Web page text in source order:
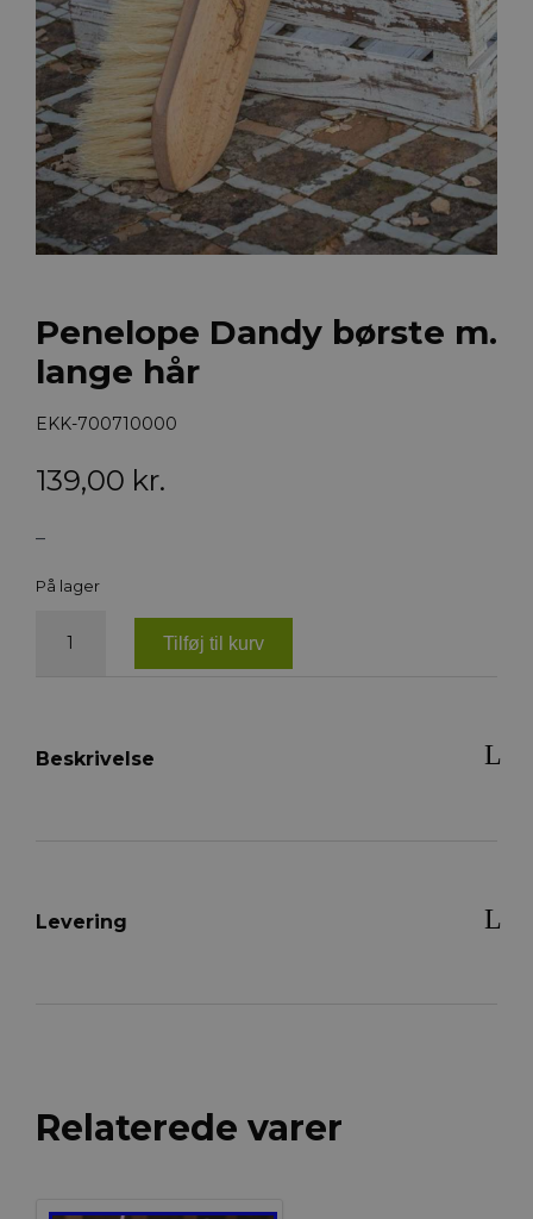
Penelope Dandy børste m.
lange hår
EKK-700710000
139,00 kr.
–
På lager
Dandy
antal
Tilføj til kurv
Beskrivelse
Levering
Relaterede varer